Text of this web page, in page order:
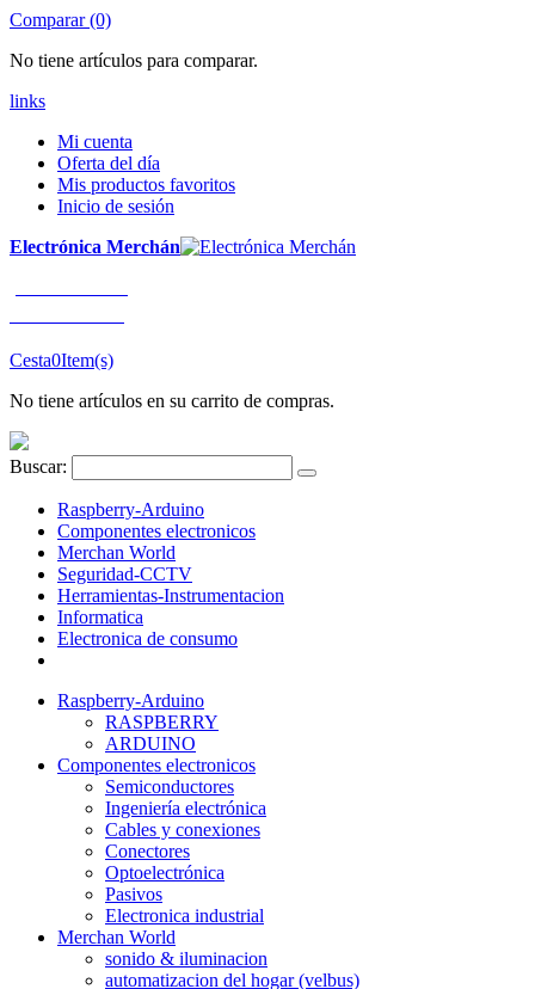
Comparar (0)
No tiene artículos para comparar.
links
Mi cuenta
Oferta del día
Mis productos favoritos
Inicio de sesión
Electrónica Merchán
Cesta0Item(s)
No tiene artículos en su carrito de compras.
Buscar:
Raspberry-Arduino
Componentes electronicos
Merchan World
Seguridad-CCTV
Herramientas-Instrumentacion
Informatica
Electronica de consumo
Raspberry-Arduino
RASPBERRY
ARDUINO
Componentes electronicos
Semiconductores
Ingeniería electrónica
Cables y conexiones
Conectores
Optoelectrónica
Pasivos
Electronica industrial
Merchan World
sonido & iluminacion
automatizacion del hogar (velbus)